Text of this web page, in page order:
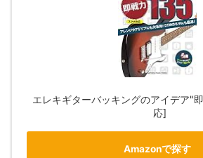
エレキ​ギターバッキングのアイデア"
応]
Amazonで探す